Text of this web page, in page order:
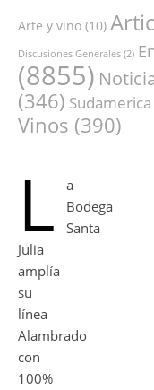
Arte y vino (10)
Discusiones Generales (2)
(8855)
(346) Sudamerica
Vinos (390)
L
a
Bodega
Santa
Julia
amplía
su
línea
Alambrado
con
100%